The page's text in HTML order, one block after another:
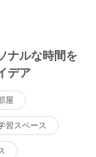
ナルな時間を
デア
屋
習スペース